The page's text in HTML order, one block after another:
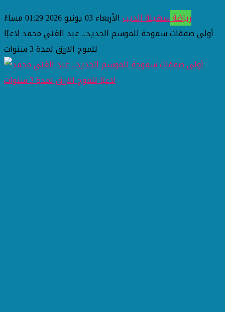
رياضةسهيلة الديب الأربعاء 03 يونيو 2026 01:29 مساءً
أولى صفقات سموحة للموسم الجديد.. عبد الغني محمد لاعبًا
للموج الازرق لمدة 3 سنوات